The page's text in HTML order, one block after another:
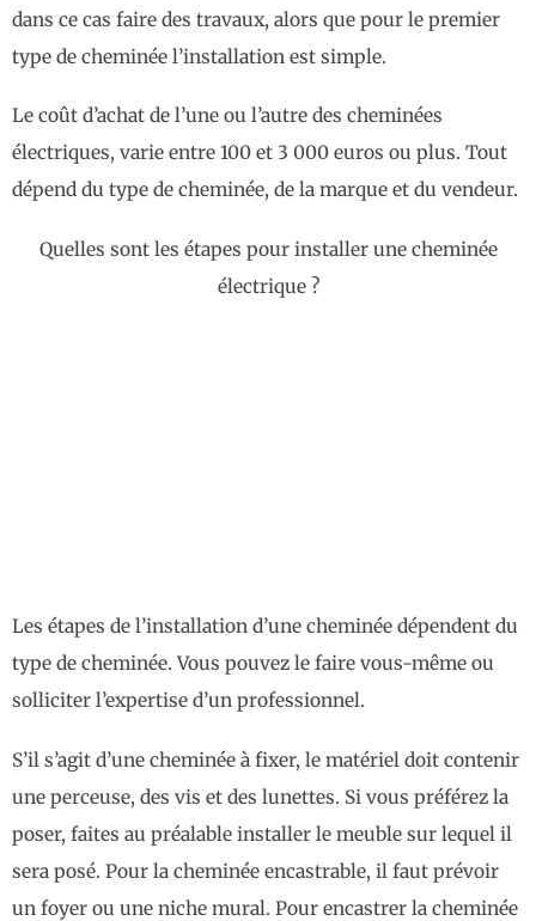
dans ce cas faire des travaux, alors que pour le premier
type de cheminée l’installation est simple.
Le coût d’achat de l’une ou l’autre des cheminées
électriques, varie entre 100 et 3 000 euros ou plus. Tout
dépend du type de cheminée, de la marque et du vendeur.
Quelles sont les étapes pour installer une cheminée
électrique ?
Les étapes de l’installation d’une cheminée dépendent du
type de cheminée. Vous pouvez le faire vous-même ou
solliciter l’expertise d’un professionnel.
S’il s’agit d’une cheminée à fixer, le matériel doit contenir
une perceuse, des vis et des lunettes. Si vous préférez la
poser, faites au préalable installer le meuble sur lequel il
sera posé. Pour la cheminée encastrable, il faut prévoir
un foyer ou une niche mural. Pour encastrer la cheminée